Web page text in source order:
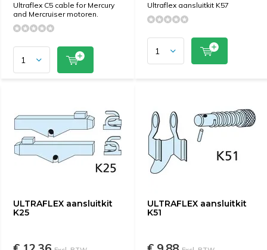
Ultraflex C5 cable for Mercury
and Mercruiser motoren.
Ultraflex aansluitkit K57
ULTRAFLEX aansluitkit
K25
ULTRAFLEX aansluitkit
K51